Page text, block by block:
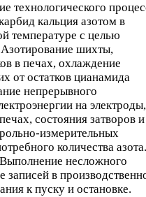
технологического
кальция азотом в
температуре с целью
шихты,
в печах, охлаждение
от остатков цианамида
непрерывного
на электроды,
состояния затворов и
измерительных
количества азота.
несложного
записей в
к пуску и остановке.